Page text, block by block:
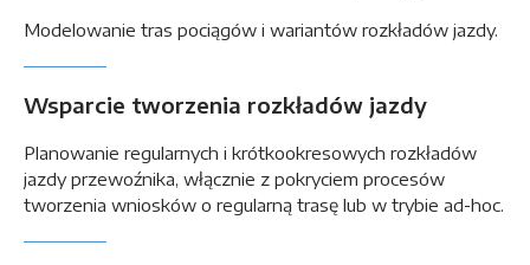
Modelowanie tras pociągów i wariantów rozkładów jazdy.
Wsparcie tworzenia rozkładów jazdy
Planowanie regularnych i krótkookresowych rozkładów
jazdy przewoźnika, włącznie z pokryciem procesów
tworzenia wniosków o regularną trasę lub w trybie ad-hoc.